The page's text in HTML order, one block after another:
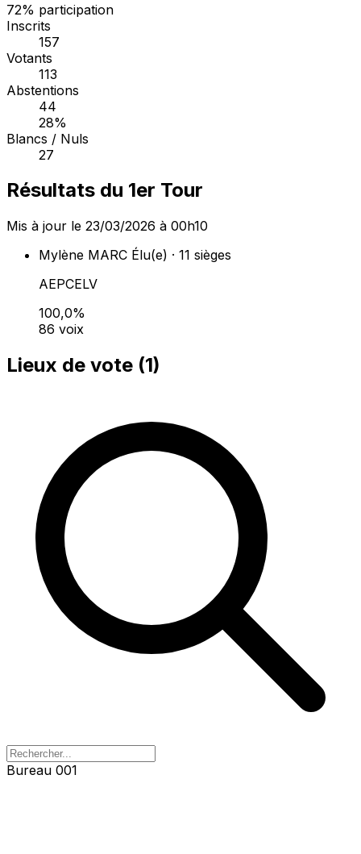
72% participation
Inscrits
157
Votants
113
Abstentions
44
28%
Blancs / Nuls
27
Résultats du 1er Tour
Mis à jour le 23/03/2026 à 00h10
Mylène MARC Élu(e) · 11 sièges
AEPCELV
100,0%
86 voix
Lieux de vote (1)
Bureau 001